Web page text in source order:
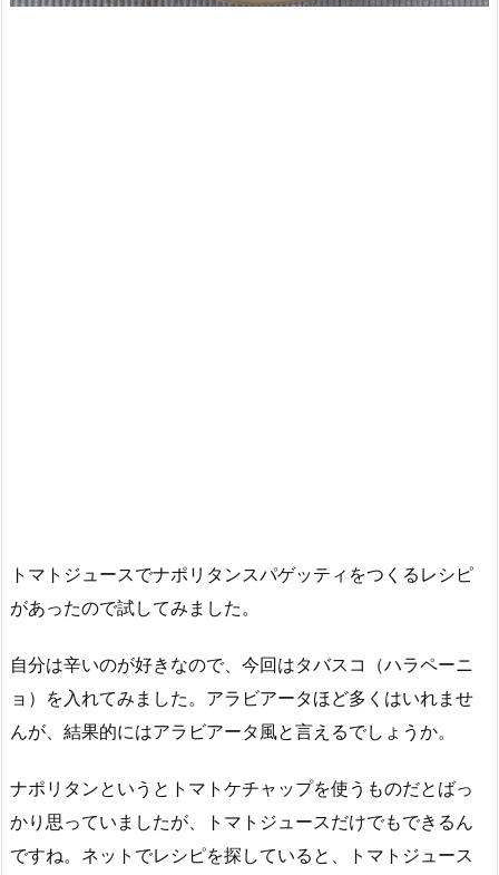
トマトジュースでナポリタンスパゲッティをつくるレシピ
があったので試してみました。
自分は辛いのが好きなので、今回はタバスコ（ハラペーニ
ョ）を入れてみました。アラビアータほど多くはいれませ
んが、結果的にはアラビアータ風と言えるでしょうか。
ナポリタンというとトマトケチャップを使うものだとばっ
かり思っていましたが、トマトジュースだけでもできるん
ですね。ネットでレシピを探していると、トマトジュース